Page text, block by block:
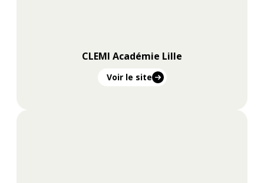
CLEMI Académie Lille
Voir le site